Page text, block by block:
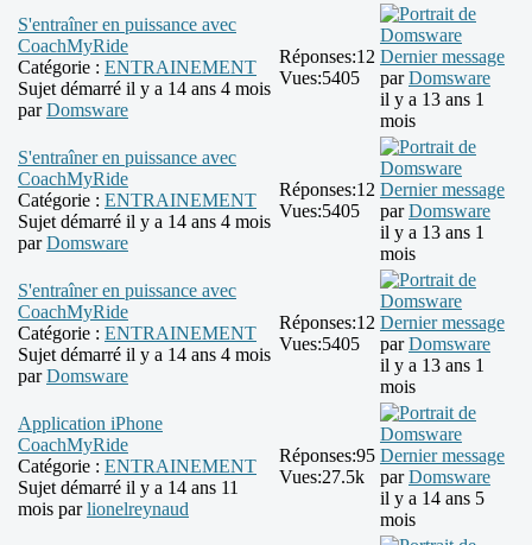
S'entraîner en puissance avec
CoachMyRide
Catégorie : ENTRAINEMENT
Sujet démarré il y a 14 ans 4 mois
parDomsware
Réponses:12
Vues:5405
Dernier message
parDomsware
il y a 13 ans 1
mois
S'entraîner en puissance avec
CoachMyRide
Catégorie : ENTRAINEMENT
Sujet démarré il y a 14 ans 4 mois
parDomsware
Réponses:12
Vues:5405
Dernier message
parDomsware
il y a 13 ans 1
mois
S'entraîner en puissance avec
CoachMyRide
Catégorie : ENTRAINEMENT
Sujet démarré il y a 14 ans 4 mois
parDomsware
Réponses:12
Vues:5405
Dernier message
parDomsware
il y a 13 ans 1
mois
Application iPhone
CoachMyRide
Catégorie : ENTRAINEMENT
Sujet démarré il y a 14 ans 11
mois parlionelreynaud
Réponses:95
Vues:27.5k
Dernier message
parDomsware
il y a 14 ans 5
mois